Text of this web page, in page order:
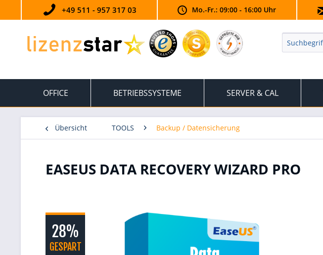
+49 511 - 957 317 03 Mo.-Fr.: 09:00 - 16:00 Uhr
OFFICE BETRIEBSSYSTEME SERVER & CAL
Übersicht TOOLS Backup / Datensicherung
EASEUS DATA RECOVERY WIZARD PRO
28%
GESPART